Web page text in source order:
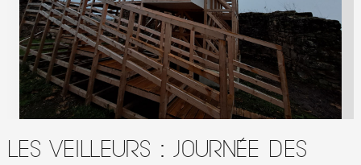
Les Veilleurs : journée des